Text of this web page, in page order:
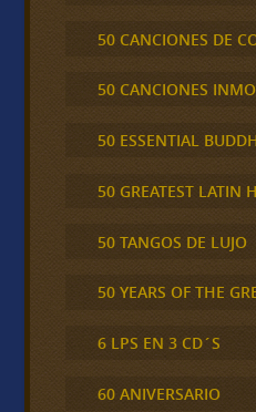
50 CANCIONES DE
50 CANCIONES
50 ESSENTIAL
50 GREATEST LATIN
50 TANGOS DE LUJO
50 YEARS OF THE
6 LPS EN 3 CD´S
60 ANIVERSARIO